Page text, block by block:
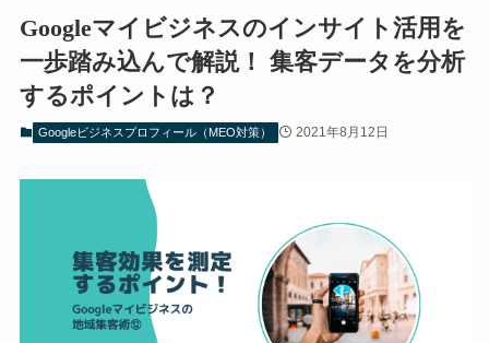
Googleマイビジネスのインサイト活用を
一歩踏み込んで解説！ 集客データを分析
するポイントは？
Googleビジネスプロフィール（MEO対策） 2021年8月12日